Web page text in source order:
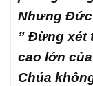
Nhưng Đức
” Đừng xét
cao lớn
Chúa